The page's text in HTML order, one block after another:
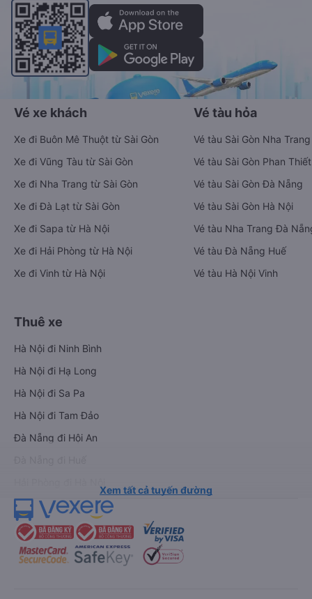
Vé xe khách
Xe đi Buôn Mê Thuột từ Sài Gòn
Xe đi Vũng Tàu từ Sài Gòn
Xe đi Nha Trang từ Sài Gòn
Xe đi Đà Lạt từ Sài Gòn
Xe đi Sapa từ Hà Nội
Xe đi Hải Phòng từ Hà Nội
Xe đi Vinh từ Hà Nội
Vé tàu hỏa
Vé tàu Sài Gòn Nha Trang
Vé tàu Sài Gòn Phan Thiết
Vé tàu Sài Gòn Đà Nẵng
Vé tàu Sài Gòn Hà Nội
Vé tàu Nha Trang Đà
Vé tàu Đà Nẵng Huế
Vé tàu Hà Nội Vinh
Thuê xe
Hà Nội đi Ninh Bình
Hà Nội đi Hạ Long
Hà Nội đi Sa Pa
Hà Nội đi Tam Đảo
Đà Nẵng đi Hội An
Xem tất cả tuyến đường